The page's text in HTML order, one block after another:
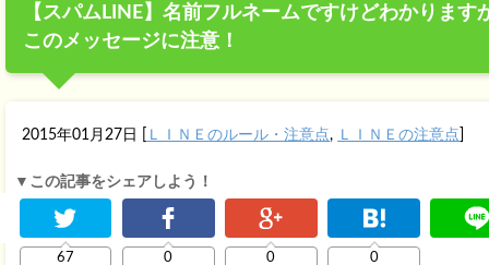
【スパムLINE】名前フルネームですけどわかります
このメッセージに注意！
2015年01月27日 ＬＩＮＥのルール・注意点, ＬＩＮＥの注意点
▼この記事をシェアしよう！
67 0 0 0